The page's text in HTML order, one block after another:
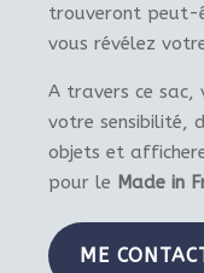
trouveront peut-
vous révélez
A travers ce sac,
votre sensibilité,
objets et
pour le Made in
ME